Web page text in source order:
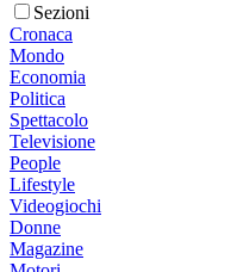
Sezioni
Cronaca
Mondo
Economia
Politica
Spettacolo
Televisione
People
Lifestyle
Videogiochi
Donne
Magazine